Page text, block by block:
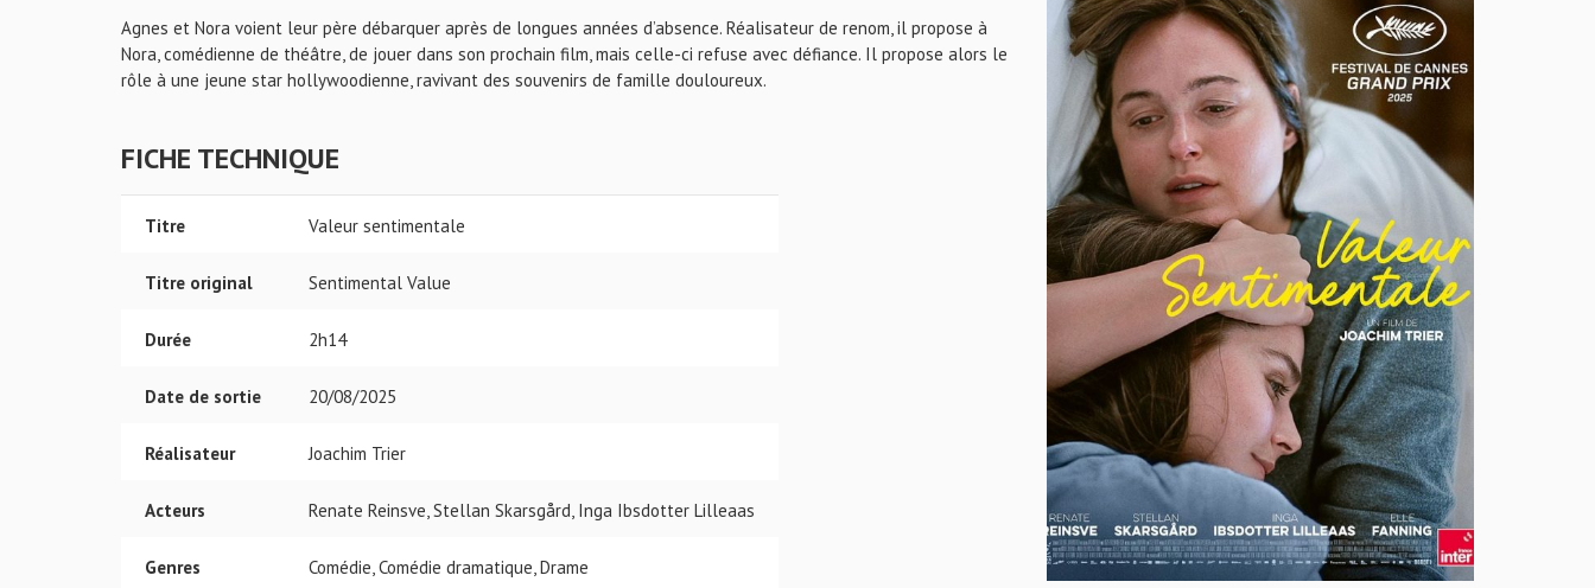
Agnes et Nora voient leur père débarquer après de longues années d’absence. Réalisateur de renom, il propose à
Nora, comédienne de théâtre, de jouer dans son prochain film, mais celle-ci refuse avec défiance. Il propose alors le
rôle à une jeune star hollywoodienne, ravivant des souvenirs de famille douloureux.
FICHE TECHNIQUE
Titre Valeur sentimentale
Titre original Sentimental Value
Durée 2h14
Date de sortie 20/08/2025
Réalisateur Joachim Trier
Acteurs Renate Reinsve, Stellan Skarsgård, Inga Ibsdotter Lilleaas
Genres Comédie, Comédie dramatique, Drame